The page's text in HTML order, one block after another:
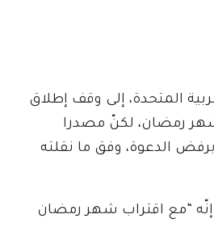
المتحدة، إلى وقف إطلاق
شهر رمضان، لكنّ مصدرا
الدعوة، وفق ما نقلته
“مع اقتراب شهر رمضان